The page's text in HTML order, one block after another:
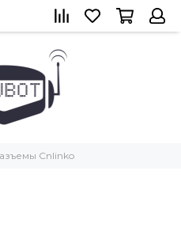
Cnlinko